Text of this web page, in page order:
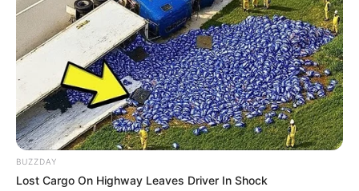
BUZZDAY
Lost Cargo On Highway Leaves Driver In Shock